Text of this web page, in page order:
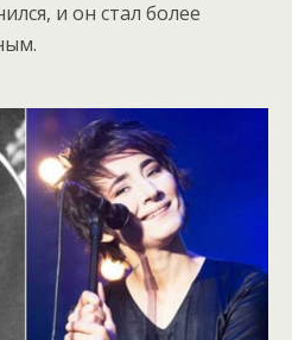
и он стал более